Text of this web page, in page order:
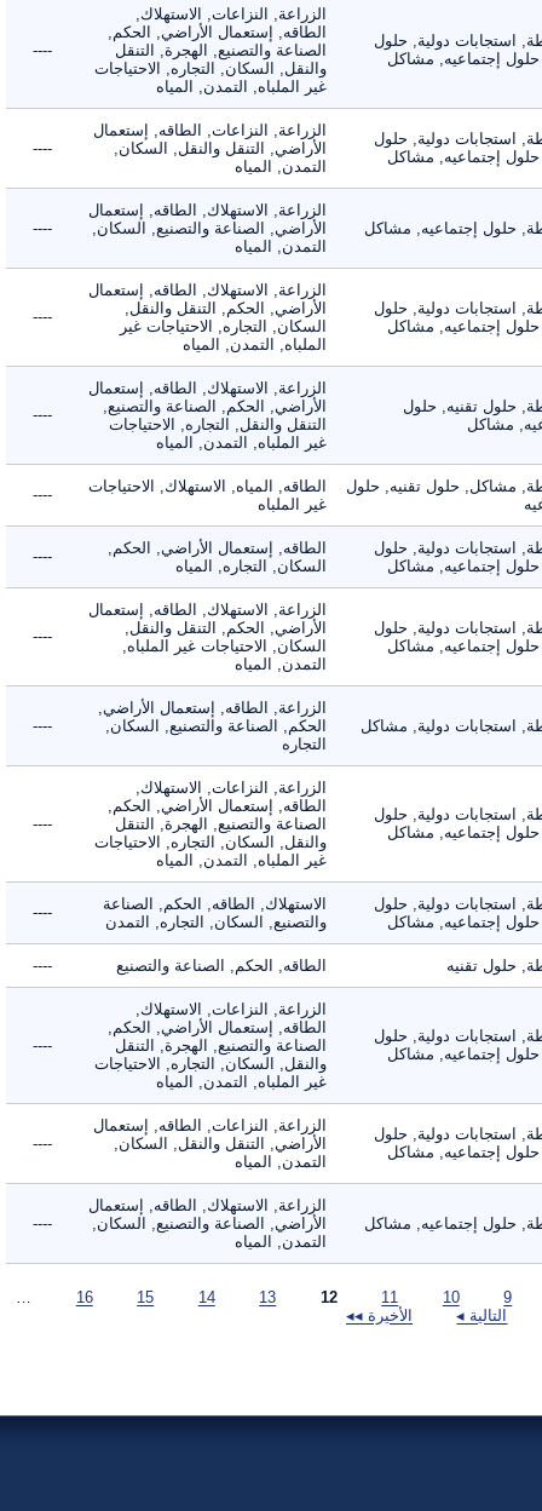
استجابات دولية, حلول
إجتماعيه, مشاكل
الزراعة, النزاعات, الاستهلاك,
الطاقه, إستعمال الأراضي, الحكم,
الصناعة والتصنيع, الهجرة, التنقل
والنقل, السكان, التجاره, الاحتياجات
غير الملباه, التمدن, المياه
----
استجابات دولية, حلول
إجتماعيه, مشاكل
الزراعة, النزاعات, الطاقه, إستعمال
الأراضي, التنقل والنقل, السكان,
التمدن, المياه
----
حلول إجتماعيه, مشاكل
الزراعة, الاستهلاك, الطاقه, إستعمال
الأراضي, الصناعة والتصنيع, السكان,
التمدن, المياه
----
استجابات دولية, حلول
إجتماعيه, مشاكل
الزراعة, الاستهلاك, الطاقه, إستعمال
الأراضي, الحكم, التنقل والنقل,
السكان, التجاره, الاحتياجات غير
الملباه, التمدن, المياه
----
حلول تقنيه, حلول
مشاكل
الزراعة, الاستهلاك, الطاقه, إستعمال
الأراضي, الحكم, الصناعة والتصنيع,
التنقل والنقل, التجاره, الاحتياجات
غير الملباه, التمدن, المياه
----
مشاكل, حلول تقنيه, حلول
الطاقه, المياه, الاستهلاك, الاحتياجات
غير الملباه
----
استجابات دولية, حلول
إجتماعيه, مشاكل
الطاقه, إستعمال الأراضي, الحكم,
السكان, التجاره, المياه
----
استجابات دولية, حلول
إجتماعيه, مشاكل
الزراعة, الاستهلاك, الطاقه, إستعمال
الأراضي, الحكم, التنقل والنقل,
السكان, الاحتياجات غير الملباه,
التمدن, المياه
----
استجابات دولية, مشاكل
الزراعة, الطاقه, إستعمال الأراضي,
الحكم, الصناعة والتصنيع, السكان,
التجاره
----
استجابات دولية, حلول
إجتماعيه, مشاكل
الزراعة, النزاعات, الاستهلاك,
الطاقه, إستعمال الأراضي, الحكم,
الصناعة والتصنيع, الهجرة, التنقل
والنقل, السكان, التجاره, الاحتياجات
غير الملباه, التمدن, المياه
----
استجابات دولية, حلول
إجتماعيه, مشاكل
الاستهلاك, الطاقه, الحكم, الصناعة
والتصنيع, السكان, التجاره, التمدن
----
حلول تقنيه الطاقه, الحكم, الصناعة والتصنيع ----
استجابات دولية, حلول
إجتماعيه, مشاكل
الزراعة, النزاعات, الاستهلاك,
الطاقه, إستعمال الأراضي, الحكم,
الصناعة والتصنيع, الهجرة, التنقل
والنقل, السكان, التجاره, الاحتياجات
غير الملباه, التمدن, المياه
----
استجابات دولية, حلول
إجتماعيه, مشاكل
الزراعة, النزاعات, الطاقه, إستعمال
الأراضي, التنقل والنقل, السكان,
التمدن, المياه
----
حلول إجتماعيه, مشاكل
الزراعة, الاستهلاك, الطاقه, إستعمال
الأراضي, الصناعة والتصنيع, السكان,
التمدن, المياه
----
التالية ◂
الأخيرة ◂◂